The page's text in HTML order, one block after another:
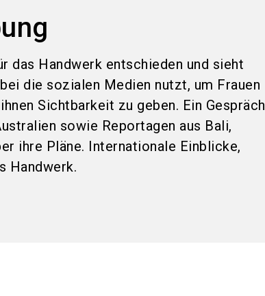
das Handwerk entschieden und sieht
die sozialen Medien nutzt, um Frauen
Sichtbarkeit zu geben. Ein Gespräch
sowie Reportagen aus Bali,
ihre Pläne. Internationale Einblicke,
Handwerk.